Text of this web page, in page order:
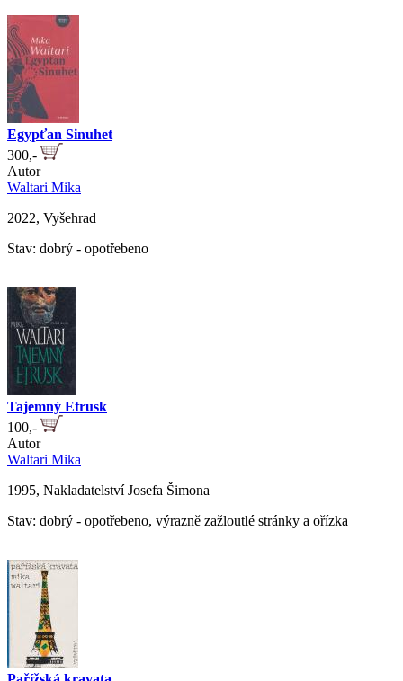
Egypťan Sinuhet
300,-
Autor
Waltari Mika
2022, Vyšehrad
Stav: dobrý - opotřebeno
Tajemný Etrusk
100,-
Autor
Waltari Mika
1995, Nakladatelství Josefa Šimona
Stav: dobrý - opotřebeno, výrazně zažloutlé stránky a ořízka